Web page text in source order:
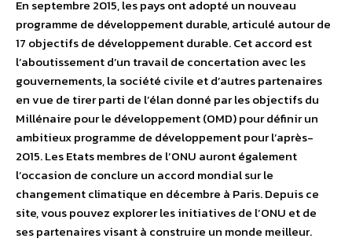
En septembre 2015, les pays ont adopté un nouveau
programme de développement durable, articulé autour de
17 objectifs de développement durable. Cet accord est
l’aboutissement d’un travail de concertation avec les
gouvernements, la société civile et d’autres partenaires
en vue de tirer parti de l’élan donné par les objectifs du
Millénaire pour le développement (OMD) pour définir un
ambitieux programme de développement pour l’après-
2015. Les Etats membres de l’ONU auront également
l’occasion de conclure un accord mondial sur le
changement climatique en décembre à Paris. Depuis ce
site, vous pouvez explorer les initiatives de l’ONU et de
ses partenaires visant à construire un monde meilleur.